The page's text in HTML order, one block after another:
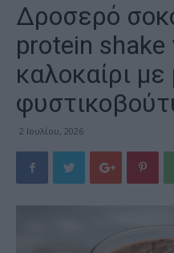
Δροσερό
protein shake
καλοκαίρι
2 Ιουλίου, 2026